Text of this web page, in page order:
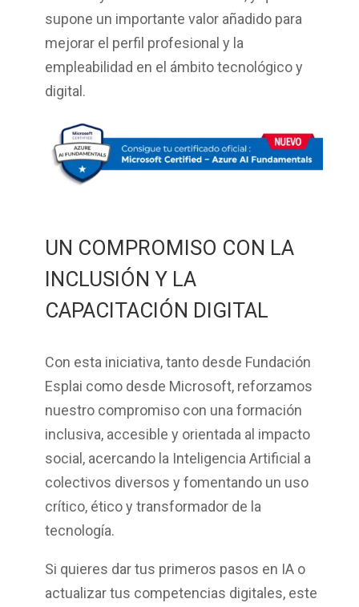
supone un importante valor añadido para
mejorar el perfil profesional y la
empleabilidad en el ámbito tecnológico y
digital.
UN COMPROMISO CON LA
INCLUSIÓN Y LA
CAPACITACIÓN DIGITAL
Con esta iniciativa, tanto desde Fundación
Esplai como desde Microsoft, reforzamos
nuestro compromiso con una formación
inclusiva, accesible y orientada al impacto
social, acercando la Inteligencia Artificial a
colectivos diversos y fomentando un uso
crítico, ético y transformador de la
tecnología.
Si quieres dar tus primeros pasos en IA o
actualizar tus competencias digitales, este